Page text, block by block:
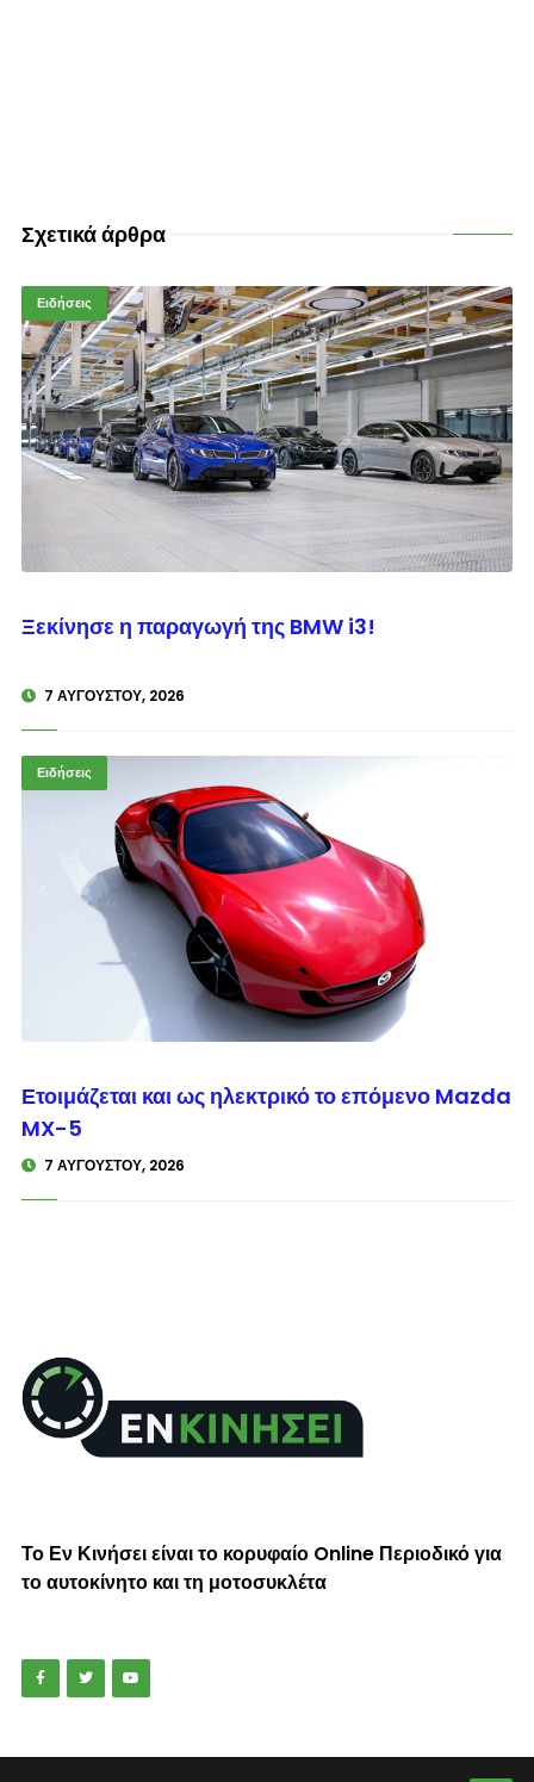
Σχετικά άρθρα
Ειδήσεις
Ξεκίνησε η παραγωγή της BMW i3!
7 ΑΥΓΟΎΣΤΟΥ, 2026
Ειδήσεις
Ετοιμάζεται και ως ηλεκτρικό το επόμενο Mazda
MX-5
7 ΑΥΓΟΎΣΤΟΥ, 2026
Το Εν Κινήσει είναι το κορυφαίο Online Περιοδικό για
το αυτοκίνητο και τη μοτοσυκλέτα